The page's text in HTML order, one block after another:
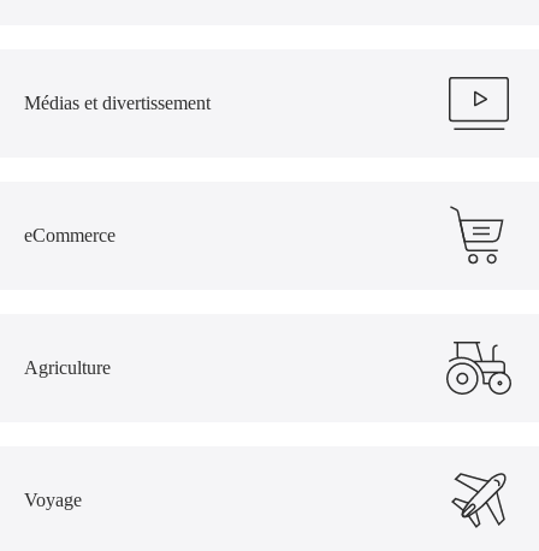
Médias et divertissement
eCommerce
Agriculture
Voyage